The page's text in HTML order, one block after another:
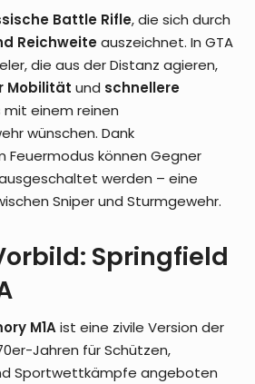
Battle Rifle, die sich durch
Reichweiteauszeichnet. In GTA
die aus der Distanz agieren,
Mobilität und schnellere
mit einem reinen
wünschen. Dank
können Gegner
werden – eine
Sniper und Sturmgewehr.
Springfield
M1Aist eine zivile Version der
Jahren für Schützen,
Sportwettkämpfe angeboten